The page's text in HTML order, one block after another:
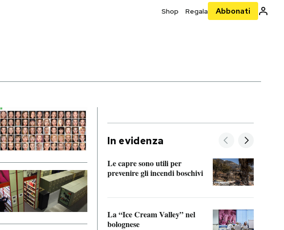
Shop Regala Abbonati
In evidenza
Le capre sono utili per
prevenire gli incendi boschivi
La “Ice Cream Valley” nel
bolognese